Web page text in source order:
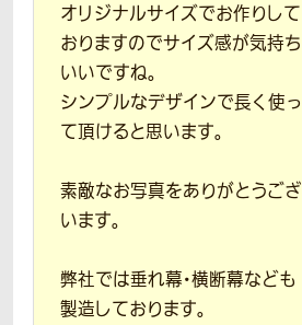
オリジナルサイズでお作りして
おりますのでサイズ感が気持ち
いいですね。
シンプルなデザインで長く使っ
て頂けると思います。
素敵なお写真をありがとうござ
います。
弊社では垂れ幕・横断幕なども
製造しております。